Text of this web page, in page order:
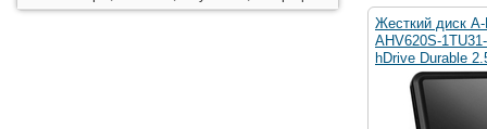
Жесткий диск
AHV620S-
hDrive Durable